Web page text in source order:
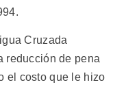
Cruzada
reducción de pena
el costo que le hizo